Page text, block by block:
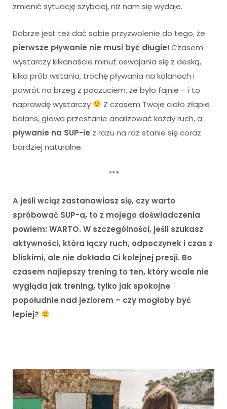
zmienić sytuację szybciej, niż nam się wydaje.
Dobrze jest też dać sobie przyzwolenie do tego, że
pierwsze pływanie nie musi być długie! Czasem
wystarczy kilkanaście minut oswajania się z deską,
kilka prób wstania, trochę pływania na kolanach i
powrót na brzeg z poczuciem, że było fajnie – i to
naprawdę wystarczy
Z czasem Twoje ciało złapie
balans, głowa przestanie analizować każdy ruch, a
pływanie na SUP-ie z razu na raz stanie się coraz
bardziej naturalne.
***
A jeśli wciąż zastanawiasz się, czy warto
spróbować SUP-a, to z mojego doświadczenia
powiem: WARTO. W szczególności, jeśli szukasz
aktywności, która łączy ruch, odpoczynek i czas z
bliskimi, ale nie dokłada Ci kolejnej presji. Bo
czasem najlepszy trening to ten, który wcale nie
wygląda jak trening, tylko jak spokojne
popołudnie nad jeziorem – czy mogłoby być
lepiej?